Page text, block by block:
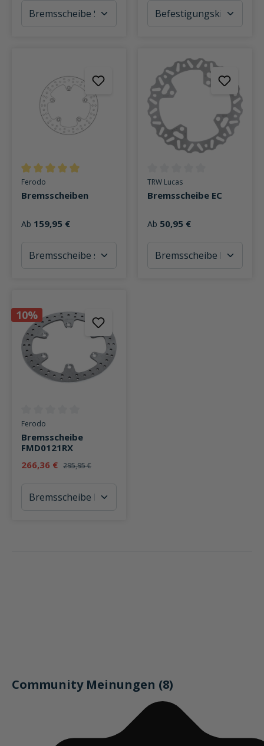
Durchschnittliche Bewertung von 5 von 5 Sternen
Ferodo
Bremsscheiben
Ab 159,95 €
Durchschnittliche Bewertung
TRW Lucas
Bremsscheibe EC
Ab 50,95 €
10%
Durchschnittliche Bewertung von 0 von 5 Sternen
Ferodo
Bremsscheibe
FMD0121RX
266,36 € 295,95 €
Community Meinungen (8)